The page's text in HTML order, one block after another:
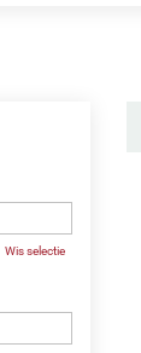
Wis selectie